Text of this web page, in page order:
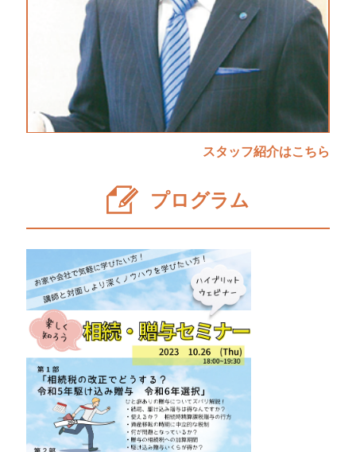
スタッフ紹介はこちら
プログラム